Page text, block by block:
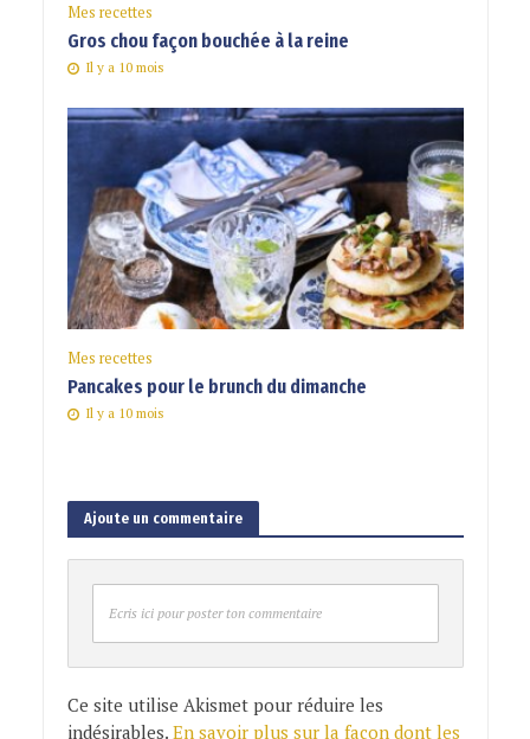
Mes recettes
Gros chou façon bouchée à la reine
Il y a 10 mois
Mes recettes
Pancakes pour le brunch du dimanche
Il y a 10 mois
Ajoute un commentaire
Ecris ici pour poster ton commentaire
Ce site utilise Akismet pour réduire les
indésirables. En savoir plus sur la façon dont les